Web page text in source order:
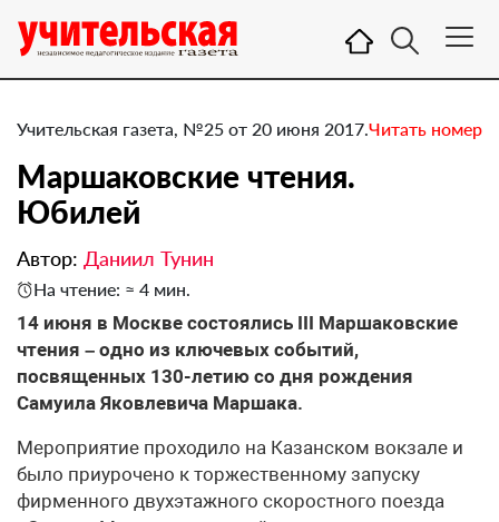
Учительская газета, №25 от 20 июня 2017.Читать номер
Маршаковские чтения. ​
Юбилей
Автор: Даниил Тунин
На чтение: ≈ 4 мин.
14 июня в Москве состоялись III Маршаковские
чтения – одно из ключевых cобытий,
посвященных 130-летию со дня рождения
Самуила Яковлевича Маршака.
Мероприятие проходило на Казанском вокзале и
было приурочено к торжественному запуску
фирменного двухэтажного скоростного поезда